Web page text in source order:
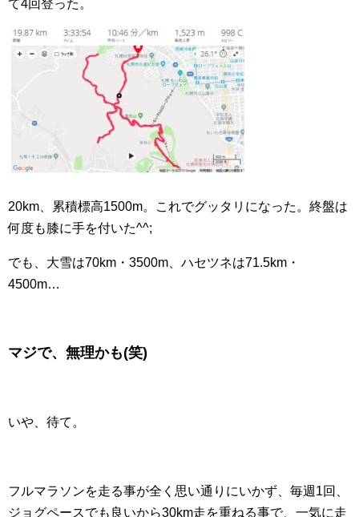
て4回登った。
20km、累積標高1500m。これでグッタリになった。終盤は
何度も膝に手を付いた^^;
でも、大雪は70km・3500m、ハセツネは71.5km・
4500m…
マジで、無理かも(笑)
いや、待て。
フルマラソンを走る事が全く思い通りにいかず、毎週1回、
ジョグペースでも良いから30km走を重ねる事で、一気に走